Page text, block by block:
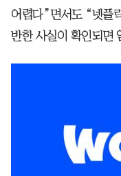
어렵다”면서도 “넷플
반한 사실이 확인되면